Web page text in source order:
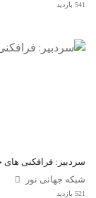
541 بازدید
سردبیر: فرافکنی های
شبکه جهانی نور
521 بازدید